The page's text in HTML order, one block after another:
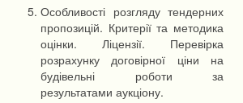
Особливості розгляду тендерних
пропозицій. Критерії та методика
оцінки. Ліцензії. Перевірка
розрахунку договірної ціни на
будівельні роботи за
результатами аукціону.